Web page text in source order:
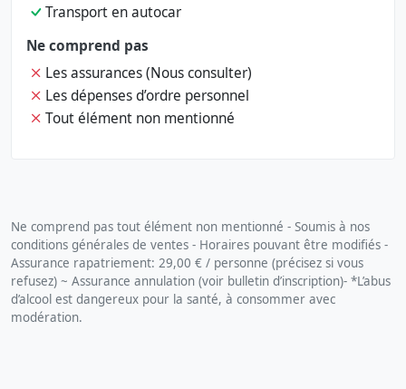
Transport en autocar
Ne comprend pas
Les assurances (Nous consulter)
Les dépenses d’ordre personnel
Tout élément non mentionné
Ne comprend pas tout élément non mentionné - Soumis à nos
conditions générales de ventes - Horaires pouvant être modifiés -
Assurance rapatriement: 29,00 € / personne (précisez si vous
refusez) ~ Assurance annulation (voir bulletin d’inscription)- *L’abus
d’alcool est dangereux pour la santé, à consommer avec
modération.